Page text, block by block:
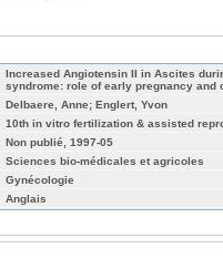
Increased Angiotensin II in Ascites
syndrome: role of early pregnancy and
Delbaere, Anne; Englert, Yvon
10th in vitro fertilization & assisted
Non publié, 1997-05
Sciences bio-médicales et agricoles
Gynécologie
Anglais